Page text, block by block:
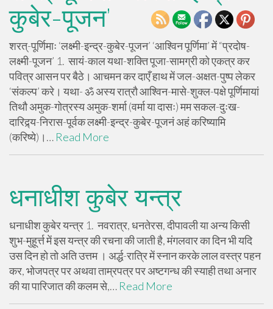
कुबेर-पूजन’
शरत्-पूर्णिमाः ‘लक्ष्मी-इन्द्र-कुबेर-पूजन’ ‘आश्विन पूर्णिमा’ में “प्रदोष-
लक्ष्मी-पूजन’ 1. सायं-काल यथा-शक्ति पूजा-सामग्री को एकत्र कर
पवित्र आसन पर बैठे। आचमन कर दाएँ हाथ में जल-अक्षत-पुष्प लेकर
‘संकल्प’ करे। यथा- ॐ अस्य रात्रौ आश्विन-मासे-शुक्ल-पक्षे पूर्णिमायां
तिथौ अमुक-गोत्रस्य अमुक-शर्मा (वर्मा या दासः) मम सकल-दुःख-
दारिद्र्य-निरास-पूर्वक लक्ष्मी-इन्द्र-कुबेर-पूजनं अहं करिष्यामि
(करिष्ये)।… Read More
धनाधीश कुबेर यन्त्र
धनाधीश कुबेर यन्त्र 1. नवरात्र, धनतेरस, दीपावली या अन्य किसी
शुभ-मुहूर्त्त में इस यन्त्र की रचना की जाती है, मंगलवार का दिन भी यदि
उस दिन हो तो अति उत्तम । अर्द्ध-रात्रि में स्नान करके लाल वस्त्र पहन
कर, भोजपत्र पर अथवा ताम्रपत्र पर अष्टगन्ध की स्याही तथा अनार
की या पारिजात की कलम से,… Read More